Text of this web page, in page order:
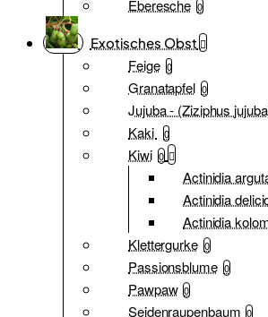
Eberesche 0
Exotisches Obst
Feige 0
Granatapfel 0
Jujuba - (Ziziphus
Kaki 0
Kiwi 0
Actinidia
Actinidia
Actinidia
Klettergurke 0
Passionsblume 0
Pawpaw 0
Seidenraupenbaum 0